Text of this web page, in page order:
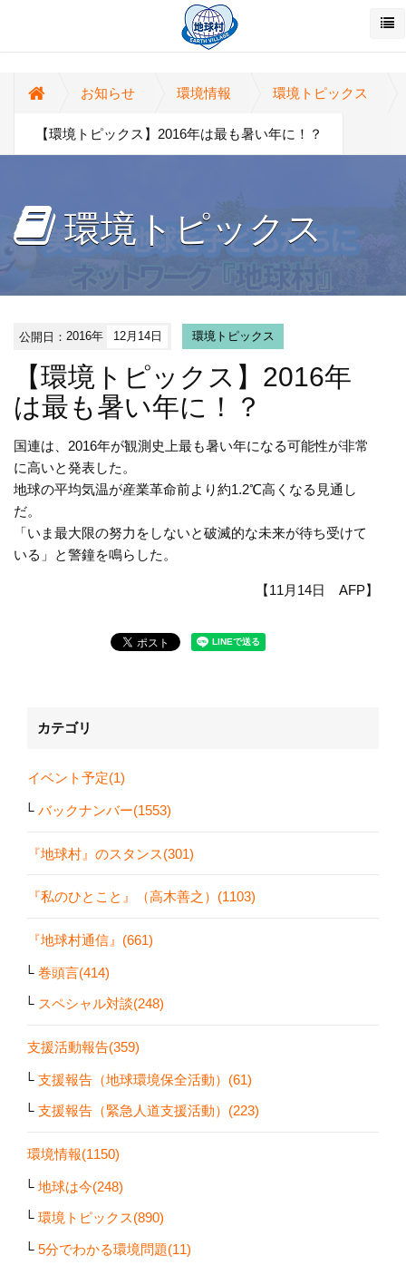
お知らせ 環境情報 環境トピックス
【環境トピックス】2016年は最も暑い年に！？
環境トピックス
公開日：2016年 12月14日 環境トピックス
【環境トピックス】2016年
は最も暑い年に！？
国連は、2016年が観測史上最も暑い年になる可能性が非常
に高いと発表した。
地球の平均気温が産業革命前より約1.2℃高くなる見通し
だ。
「いま最大限の努力をしないと破滅的な未来が待ち受けて
いる」と警鐘を鳴らした。
【11月14日 AFP】
カテゴリ
イベント予定(1)
バックナンバー(1553)
『地球村』のスタンス(301)
『私のひとこと』（高木善之）(1103)
『地球村通信』(661)
巻頭言(414)
スペシャル対談(248)
支援活動報告(359)
支援報告（地球環境保全活動）(61)
支援報告（緊急人道支援活動）(223)
環境情報(1150)
地球は今(248)
環境トピックス(890)
5分でわかる環境問題(11)